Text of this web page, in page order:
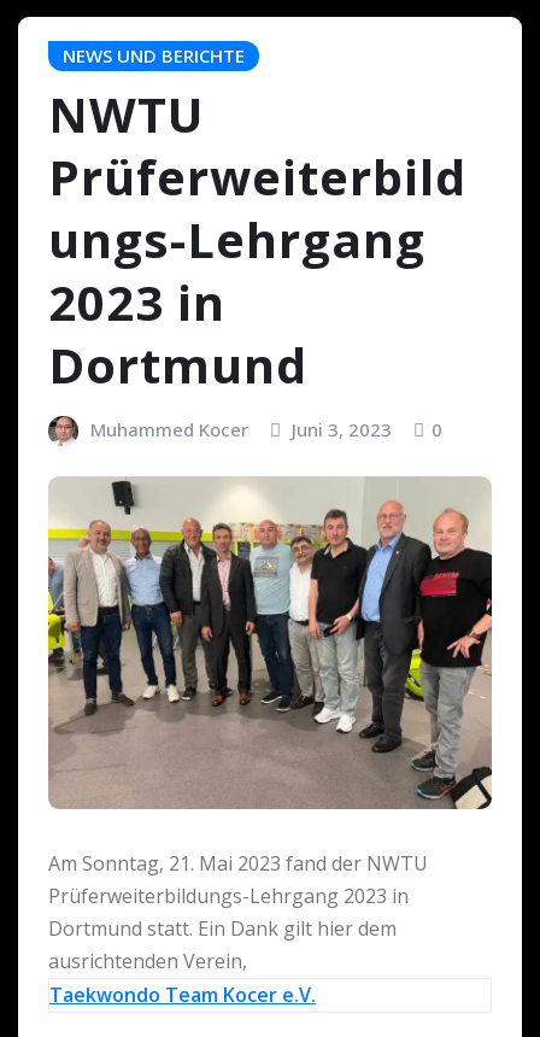
NEWS UND BERICHTE
NWTU
Prüferweiterbild
ungs-Lehrgang
2023 in
Dortmund
Muhammed Kocer Juni 3, 2023 0
Am Sonntag, 21. Mai 2023 fand der NWTU
Prüferweiterbildungs-Lehrgang 2023 in
Dortmund statt. Ein Dank gilt hier dem
ausrichtenden Verein,
Taekwondo Team Kocer e.V.